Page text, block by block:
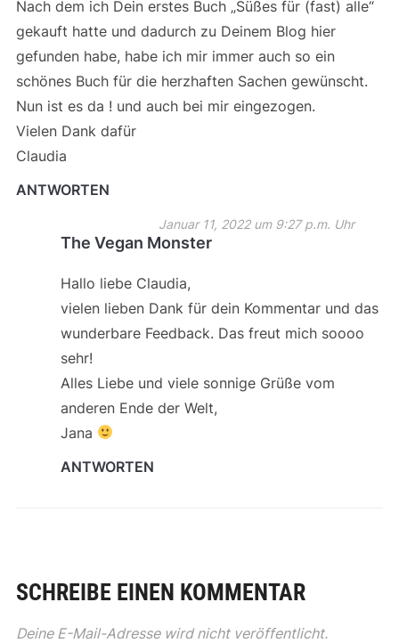
Nach dem ich Dein erstes Buch „Süßes für (fast) alle“
gekauft hatte und dadurch zu Deinem Blog hier
gefunden habe, habe ich mir immer auch so ein
schönes Buch für die herzhaften Sachen gewünscht.
Nun ist es da ! und auch bei mir eingezogen.
Vielen Dank dafür
Claudia
ANTWORTEN
The Vegan Monster
Januar 11, 2022 um 9:27 p.m. Uhr
Hallo liebe Claudia,
vielen lieben Dank für dein Kommentar und das
wunderbare Feedback. Das freut mich soooo
sehr!
Alles Liebe und viele sonnige Grüße vom
anderen Ende der Welt,
Jana
ANTWORTEN
SCHREIBE EINEN KOMMENTAR
Deine E-Mail-Adresse wird nicht veröffentlicht.